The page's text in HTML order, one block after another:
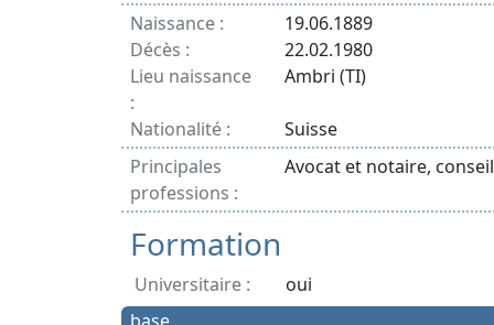
Naissance :
19.06.1889
Décès :
22.02.1980
Lieu naissance
:
Ambri (TI)
Nationalité :
Suisse
Principales
professions :
Avocat et notaire,
Formation
Universitaire :
oui